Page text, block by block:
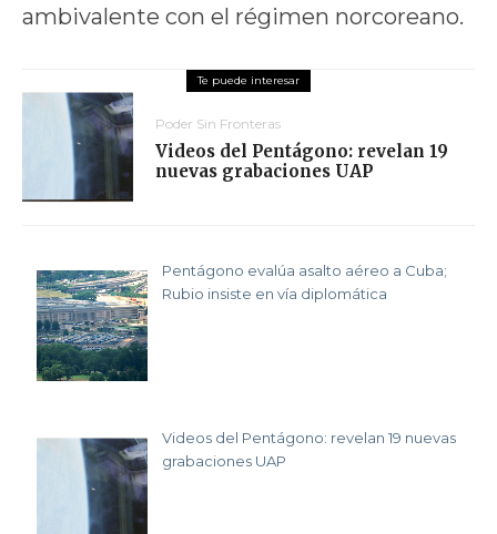
ambivalente con el régimen norcoreano.
Poder Sin Fronteras
Videos del Pentágono: revelan 19
nuevas grabaciones UAP
Pentágono evalúa asalto aéreo a Cuba;
Rubio insiste en vía diplomática
Videos del Pentágono: revelan 19 nuevas
grabaciones UAP